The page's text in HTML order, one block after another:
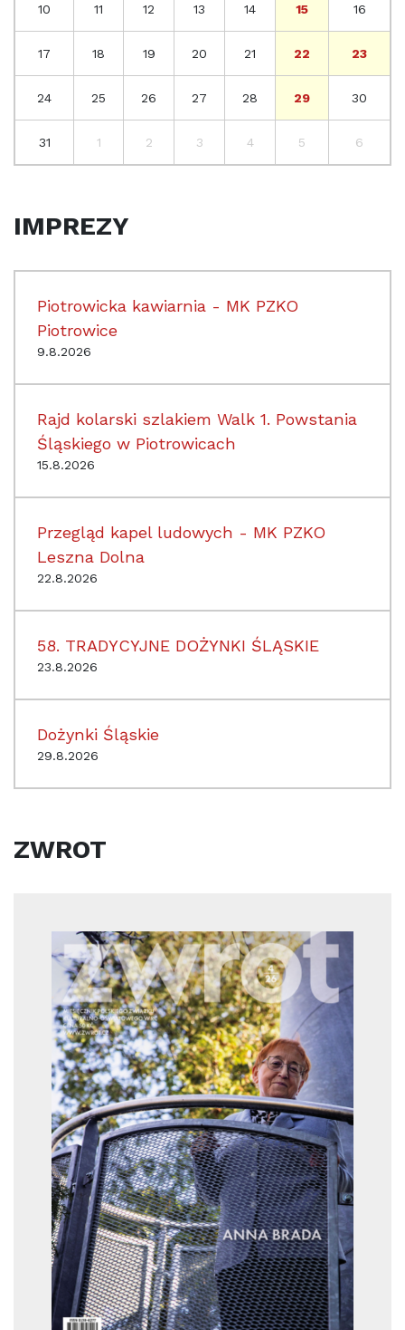
10 11 12 13 14 15 16
17 18 19 20 21 22 23
24 25 26 27 28 29 30
31 1 2 3 4 5 6
IMPREZY
Piotrowicka kawiarnia - MK PZKO
Piotrowice
9.8.2026
Rajd kolarski szlakiem Walk 1. Powstania
Śląskiego w Piotrowicach
15.8.2026
Przegląd kapel ludowych - MK PZKO
Leszna Dolna
22.8.2026
58. TRADYCYJNE DOŻYNKI ŚLĄSKIE
23.8.2026
Dożynki Śląskie
29.8.2026
ZWROT